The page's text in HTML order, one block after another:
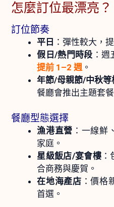
怎麼訂位最漂亮？
訂位節奏
平日 ：彈性較大，
假日/熱門時段 ：
提前 1–2 週 。
年節/母親節/中秋等
餐廳會推出主題套餐
餐廳型態選擇
漁港直營 ：一線鮮
家庭。
星級飯店/宴會樓：
合商務與慶賀。
在地海產店 ：價格
首選。